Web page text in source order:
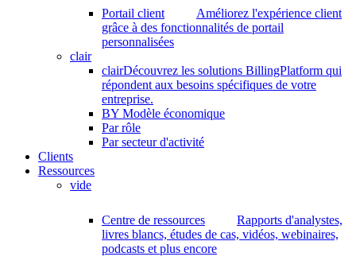
Portail client
Améliorez l'expérience client
grâce à des fonctionnalités de portail
personnalisées
clair
clairDécouvrez les solutions BillingPlatform qui
répondent aux besoins spécifiques de votre
entreprise.
BY Modèle économique
Par rôle
Par secteur d'activité
Clients
Ressources
vide
Centre de ressources
Rapports d'analystes,
livres blancs, études de cas, vidéos, webinaires,
podcasts et plus encore